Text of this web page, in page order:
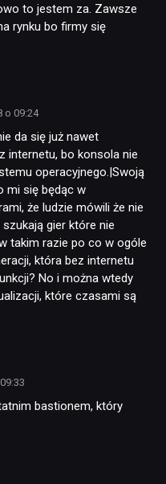
to jestem za. Zawsze
rynku bo firmy się
o 09:24
da się już nawet
internetu, bo konsola nie
operacyjnego.|Swoją
mi się będąc w
że ludzie mówili że nie
gier które nie
takim razie po co w ogóle
która bez internetu
No i można wtedy
które czasami są
bastionem, który